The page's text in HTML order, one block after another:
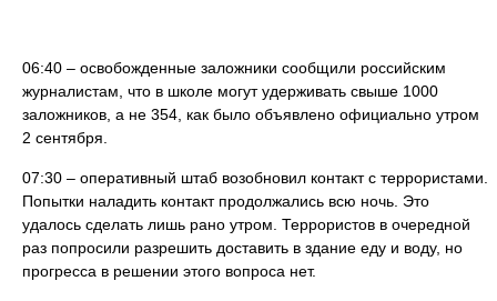
06:40 – освобожденные заложники сообщили российским
журналистам, что в школе могут удерживать свыше 1000
заложников, а не 354, как было объявлено официально утром
2 сентября.
07:30 – оперативный штаб возобновил контакт с террористами.
Попытки наладить контакт продолжались всю ночь. Это
удалось сделать лишь рано утром. Террористов в очередной
раз попросили разрешить доставить в здание еду и воду, но
прогресса в решении этого вопроса нет.